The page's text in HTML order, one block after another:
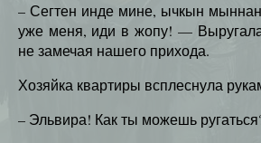
– Сегтен инде мине, ычкын
уже меня, иди в жопу! —
не замечая нашего прихода.
Хозяйка квартиры всплеснула
– Эльвира! Как ты можешь